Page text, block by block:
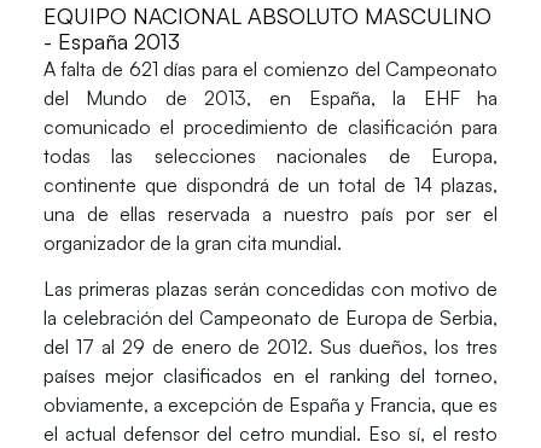
EQUIPO NACIONAL ABSOLUTO MASCULINO
- España 2013
A falta de 621 días para el comienzo del Campeonato
del Mundo de 2013, en España, la EHF ha
comunicado el procedimiento de clasificación para
todas las selecciones nacionales de Europa,
continente que dispondrá de un total de 14 plazas,
una de ellas reservada a nuestro país por ser el
organizador de la gran cita mundial.
Las primeras plazas serán concedidas con motivo de
la celebración del Campeonato de Europa de Serbia,
del 17 al 29 de enero de 2012. Sus dueños, los tres
países mejor clasificados en el ranking del torneo,
obviamente, a excepción de España y Francia, que es
el actual defensor del cetro mundial. Eso sí, el resto